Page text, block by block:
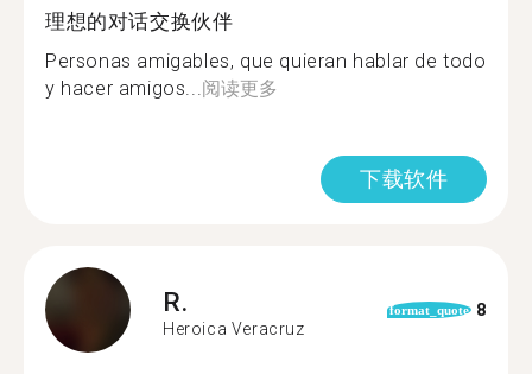
理想的对话交换伙伴
Personas amigables, que quieran hablar de todo
y hacer amigos...阅读更多
下载软件
R.
Heroica Veracruz
format_quote 8